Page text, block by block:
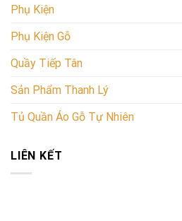
Phụ Kiện
Phụ Kiện Gỗ
Quầy Tiếp Tân
Sản Phẩm Thanh Lý
Tủ Quần Áo Gỗ Tự Nhiên
LIÊN KẾT